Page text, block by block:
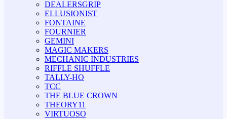
DEALERSGRIP
ELLUSIONIST
FONTAINE
FOURNIER
GEMINI
MAGIC MAKERS
MECHANIC INDUSTRIES
RIFFLE SHUFFLE
TALLY-HO
TCC
THE BLUE CROWN
THEORY11
VIRTUOSO